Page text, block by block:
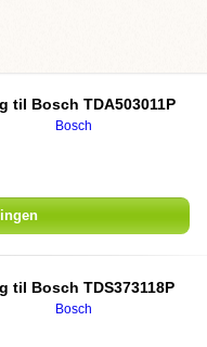
til Bosch TDA503011P
Bosch
til Bosch TDS373118P
Bosch